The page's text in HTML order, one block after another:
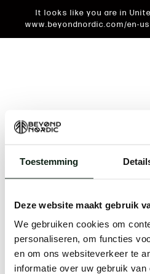
Toestemming
Deze website maakt gebruik
We gebruiken cookies om
personaliseren, om functies
en om ons websiteverkeer te
informatie over uw gebruik
It looks like you are in
www.beyondnordic.com/en-
An unknown error has
issue will be
Click the button below to
issue persists, either try
reopening